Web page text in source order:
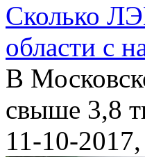
Сколько
области с
В
свыше 3,8
11-10-